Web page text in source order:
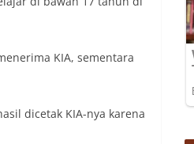
KIA, sementara
dicetak KIA-nya karena